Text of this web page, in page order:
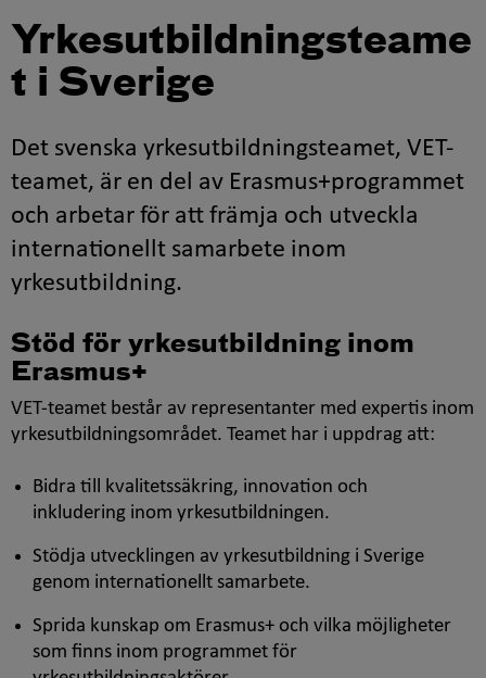
Yrkesutbildningsteame
t i Sverige
Det svenska yrkesutbildningsteamet, VET-
teamet, är en del av Erasmus+programmet
och arbetar för att främja och utveckla
internationellt samarbete inom
yrkesutbildning.
Stöd för yrkesutbildning inom
Erasmus+
VET-teamet består av representanter med expertis inom
yrkesutbildningsområdet. Teamet har i uppdrag att:
Bidra till kvalitetssäkring, innovation och
inkludering inom yrkesutbildningen.
Stödja utvecklingen av yrkesutbildning i Sverige
genom internationellt samarbete.
Sprida kunskap om Erasmus+ och vilka möjligheter
som finns inom programmet för